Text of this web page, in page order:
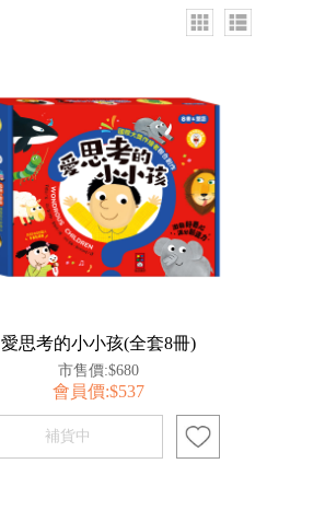
愛思考的小小孩(全套8冊)
市售價:$680
會員價:$537